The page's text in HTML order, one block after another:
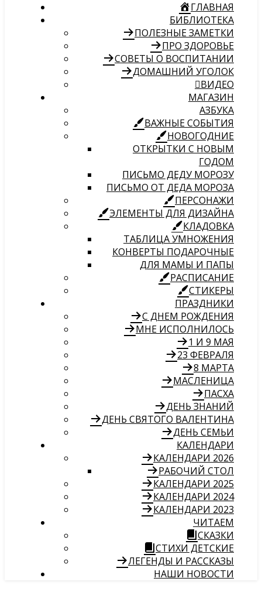
ГЛАВНАЯ
БИБЛИОТЕКА
ПОЛЕЗНЫЕ ЗАМЕТКИ
ПРО ЗДОРОВЬЕ
СОВЕТЫ О ВОСПИТАНИИ
ДОМАШНИЙ УГОЛОК
ВИДЕО
МАГАЗИН
АЗБУКА
ВАЖНЫЕ СОБЫТИЯ
НОВОГОДНИЕ
ОТКРЫТКИ С НОВЫМ
ГОДОМ
ПИСЬМО ДЕДУ МОРОЗУ
ПИСЬМО ОТ ДЕДА МОРОЗА
ПЕРСОНАЖИ
ЭЛЕМЕНТЫ ДЛЯ ДИЗАЙНА
КЛАДОВКА
ТАБЛИЦА УМНОЖЕНИЯ
КОНВЕРТЫ ПОДАРОЧНЫЕ
ДЛЯ МАМЫ И ПАПЫ
РАСПИСАНИЕ
СТИКЕРЫ
ПРАЗДНИКИ
С ДНЕМ РОЖДЕНИЯ
МНЕ ИСПОЛНИЛОСЬ
1 И 9 МАЯ
23 ФЕВРАЛЯ
8 МАРТА
МАСЛЕНИЦА
ПАСХА
ДЕНЬ ЗНАНИЙ
ДЕНЬ СВЯТОГО ВАЛЕНТИНА
ДЕНЬ СЕМЬИ
КАЛЕНДАРИ
КАЛЕНДАРИ 2026
РАБОЧИЙ СТОЛ
КАЛЕНДАРИ 2025
КАЛЕНДАРИ 2024
КАЛЕНДАРИ 2023
ЧИТАЕМ
СКАЗКИ
СТИХИ ДЕТСКИЕ
ЛЕГЕНДЫ И РАССКАЗЫ
НАШИ НОВОСТИ